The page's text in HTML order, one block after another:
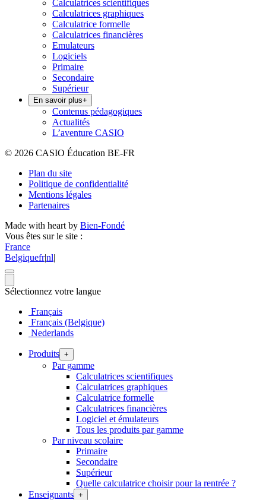
Calculatrices scientifiques
Calculatrices graphiques
Calculatrice formelle
Calculatrices financières
Emulateurs
Logiciels
Primaire
Secondaire
Supérieur
En savoir plus+
Contenus pédagogiques
Actualités
L’aventure CASIO
© 2026 CASIO Éducation BE-FR
Plan du site
Politique de confidentialité
Mentions légales
Partenaires
Made with heart by Bien-Fondé
Vous êtes sur le site :
France
Belgiquefr|nl|
Sélectionnez votre langue
Français
Français (Belgique)
Nederlands
Produits +
Par gamme
Calculatrices scientifiques
Calculatrices graphiques
Calculatrice formelle
Calculatrices financières
Logiciel et émulateurs
Tous les produits par gamme
Par niveau scolaire
Primaire
Secondaire
Supérieur
Quelle calculatrice choisir pour la rentrée ?
Enseignants +